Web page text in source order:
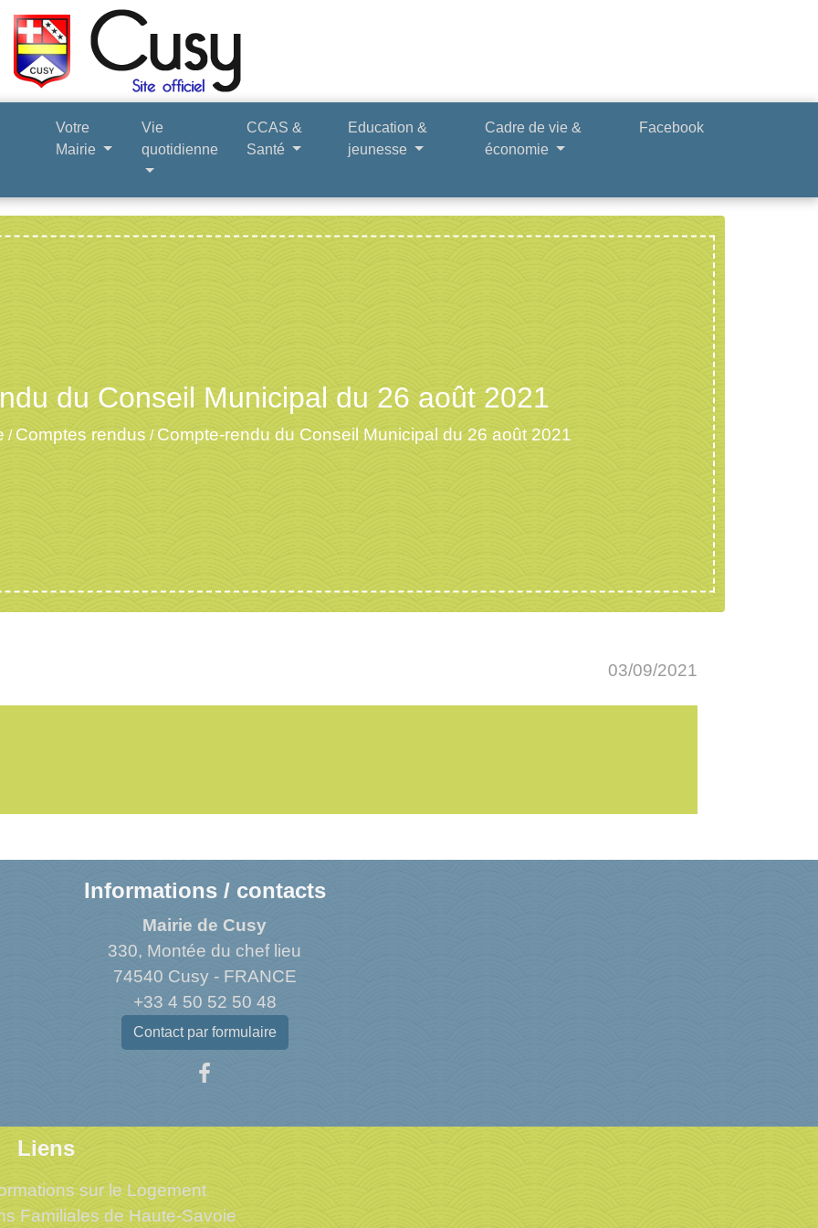
Votre
Mairie
Vie
quotidienne
CCAS &
Santé
Education &
jeunesse
Cadre de vie &
économie
Facebook
du Conseil Municipal du 26 août 2021
/ Comptes rendus / Compte-rendu du Conseil Municipal du 26 août 2021
03/09/2021
Informations / contacts
Mairie de Cusy
330, Montée du chef lieu
74540 Cusy - FRANCE
+33 4 50 52 50 48
Contact par formulaire
Liens
sur le Logement
Familiales de Haute-Savoie